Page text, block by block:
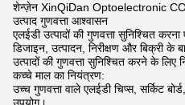
शेन्ज़ेन XinQiDan Optoelectronic
उत्पाद गुणवत्ता आश्वासन
एलईडी उत्पादों की गुणवत्ता सुनिश्चित
डिजाइन, उत्पादन, निरीक्षण और बिक्री
उत्पादों की गुणवत्ता सुनिश्चित करने के
कच्चे माल का नियंत्रण:
उच्च गुणवत्ता वाले एलईडी चिप्स, सर्किट